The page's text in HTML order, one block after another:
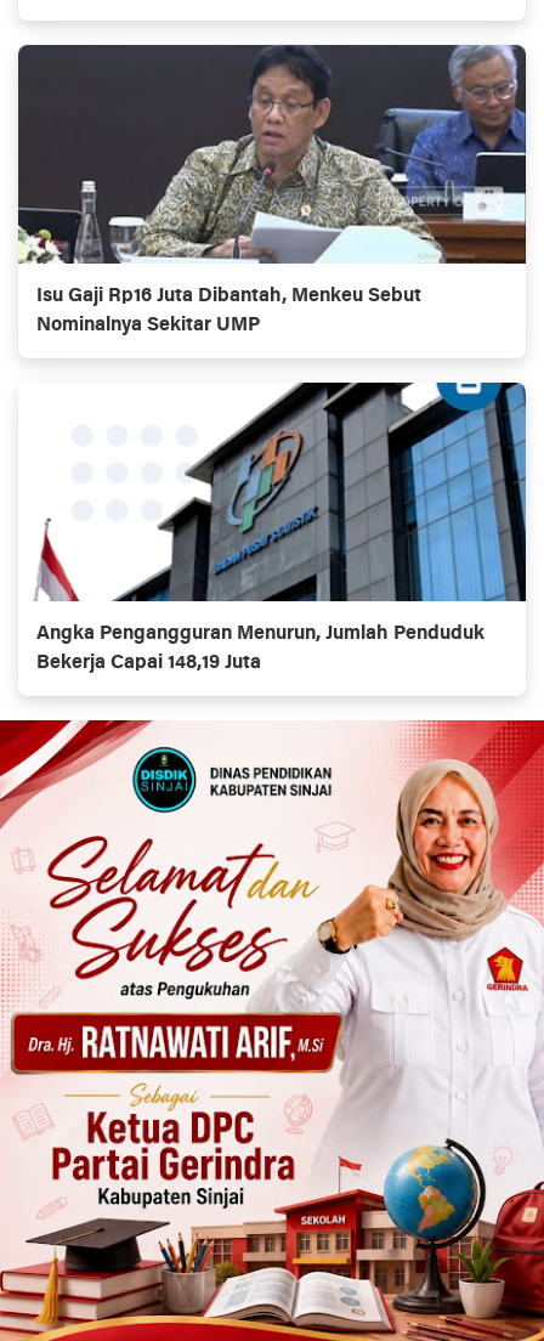
Isu Gaji Rp16 Juta Dibantah, Menkeu Sebut
Nominalnya Sekitar UMP
Angka Pengangguran Menurun, Jumlah Penduduk
Bekerja Capai 148,19 Juta